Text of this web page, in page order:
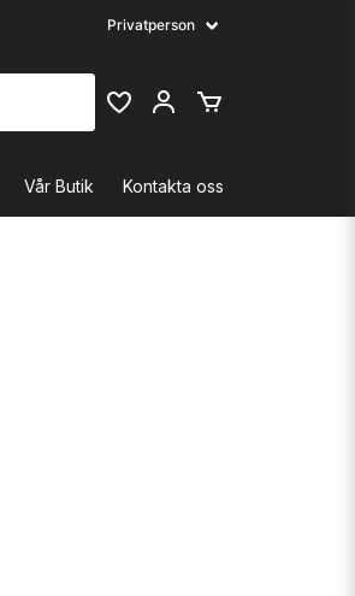
Vår Butik Kontakta oss